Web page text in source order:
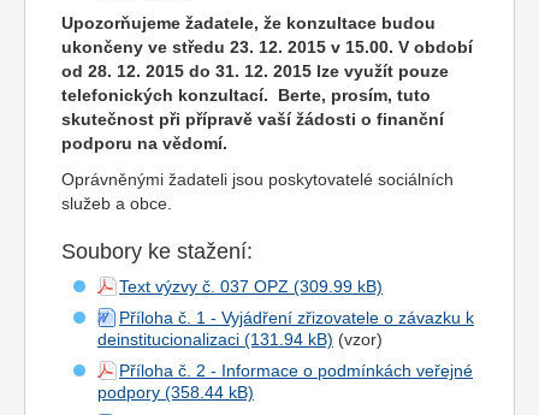
Upozorňujeme žadatele, že konzultace budou
ukončeny ve středu 23. 12. 2015 v 15.00. V období
od 28. 12. 2015 do 31. 12. 2015 lze využít pouze
telefonických konzultací. Berte, prosím, tuto
skutečnost při přípravě vaší žádosti o finanční
podporu na vědomí.
Oprávněnými žadateli jsou poskytovatelé sociálních
služeb a obce.
Soubory ke stažení:
Text výzvy č. 037 OPZ
Příloha č. 1 - Vyjádření zřizovatele o závazku k
deinstitucionalizaci
(vzor)
Příloha č. 2 - Informace o podmínkách veřejné
podpory